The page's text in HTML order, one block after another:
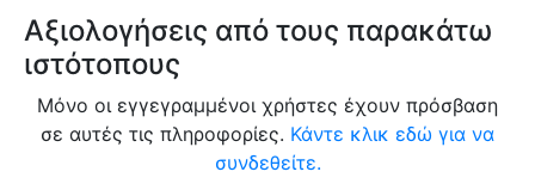
Αξιολογήσεις από τους παρακάτω
ιστότοπους
Μόνο οι εγγεγραμμένοι χρήστες έχουν πρόσβαση
σε αυτές τις πληροφορίες. Κάντε κλικ εδώ για να
συνδεθείτε.